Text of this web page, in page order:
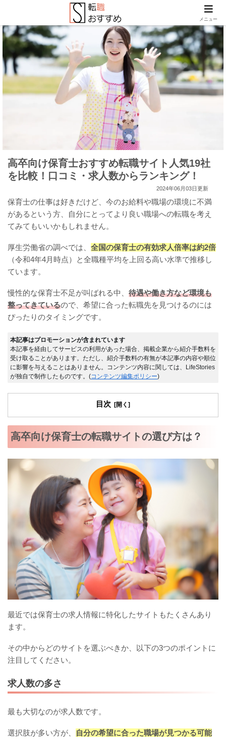
高卒向け保育士おすすめ転職サイト人気19社
を比較！口コミ・求人数からランキング！
2024年06月03日更新
保育士の仕事は好きだけど、今のお給料や職場の環境に不満
があるという方、自分にとってより良い職場への転職を考え
てみてもいいかもしれません。
厚生労働省の調べでは、 全国の保育士の有効求人倍率は約2倍
（令和4年4月時点）と全職種平均を上回る高い水準で推移し
ています。
慢性的な保育士不足が叫ばれる中、 待遇や働き方など環境も
整ってきているので、希望に合った転職先を見つけるのには
ぴったりのタイミングです。
本記事はプロモーションが含まれています
本記事を経由してサービスの利用があった場合、掲載企業から紹介手数料を
受け取ることがあります。ただし、紹介手数料の有無が本記事の内容や順位
に影響を与えることはありません。コンテンツ内容に関しては、LifeStories
が独自で制作したものです。(コンテンツ編集ポリシー)
目次
高卒向け保育士の転職サイトの選び方は？
最近では保育士の求人情報に特化したサイトもたくさんあり
ます。
その中からどのサイトを選ぶべきか、以下の3つのポイントに
注目してください。
求人数の多さ
最も大切なのが求人数です。
選択肢が多い方が、
自分の希望に合った職場が見つかる可能
メニュー